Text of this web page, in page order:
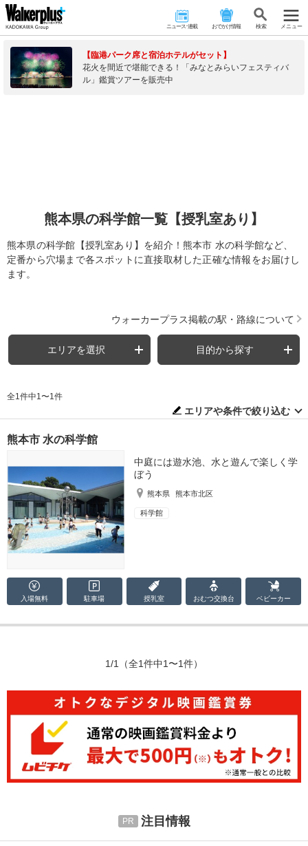
ニュース･連載 おでかけ情報 検 索 メニュー
【臨港パーク席と宿泊ホテルがセット】
花火を間近で堪能できる！「みなとみらいフェスティバ
ル」鑑賞ツアーを販売中
熊本県の科学館一覧【授乳室あり】
熊本県の科学館【授乳室あり】を紹介！熊本市 水の科学館など、
定番から穴場まで各スポットに直接取材した正確な情報をお届けし
ます。
ウォーカープラス掲載の駅・路線について
エリアを選択 目的から探す
全1件中1〜1件
エリアや条件で絞り込む
熊本市 水の科学館
中庭には遊水池、水と遊んで楽しく学
ぼう
熊本県 熊本市北区
科学館
入場無料 駐車場 授乳室 おむつ交換台 ベビーカー
1/1 （全1件中1〜1件）
注目情報